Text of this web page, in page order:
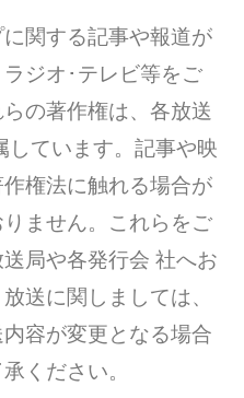
関する記事や報道が
ジオ･テレビ等をご
の著作権は、各放送
しています。記事や映
権法に触れる場合が
ません。これらをご
局や各発行会 社へお
送に関しましては、
容が変更となる場合
ください。